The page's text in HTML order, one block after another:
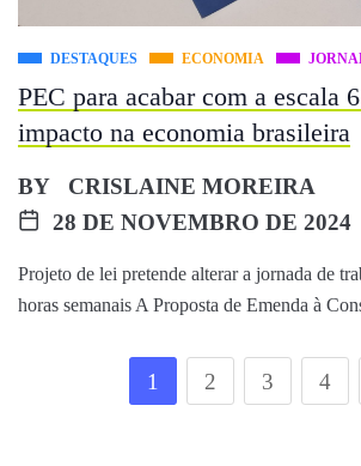
DESTAQUES ECONOMIA
PEC para acabar com a escala
impacto na economia brasileira
BY
CRISLAINE MOREIRA
28 DE NOVEMBRO DE 2024
Projeto de lei pretende alterar a jornada de
horas semanais A Proposta de Emenda à
1 2 3 4